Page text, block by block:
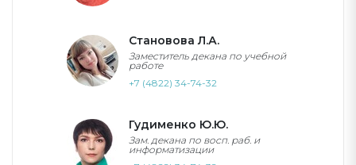
Становова Л.А.
Заместитель декана по учебной
работе
+7 (4822) 34-74-32
Гудименко Ю.Ю.
Зам. декана по восп. раб. и
информатизации